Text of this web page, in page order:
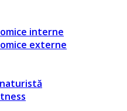
interne
externe